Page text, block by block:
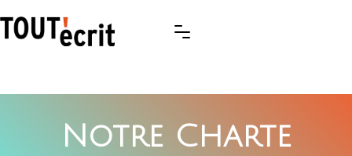
Notre Charte